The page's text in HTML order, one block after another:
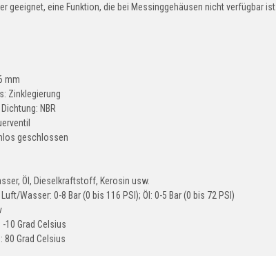
geeignet, eine Funktion, die bei Messinggehäusen nicht verfügbar ist.
mm
Zinklegierung
NBR
geschlossen
Öl, Dieselkraftstoff, Kerosin usw.
Wasser: 0-8 Bar (0 bis 116 PSI); Öl: 0-5 Bar (0 bis 72 PSI)
10 Grad Celsius
80 Grad Celsius